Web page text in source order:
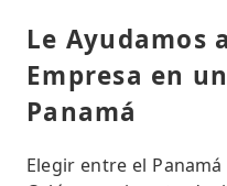
Le Ayudamos
Empresa en
Panamá
Elegir entre el